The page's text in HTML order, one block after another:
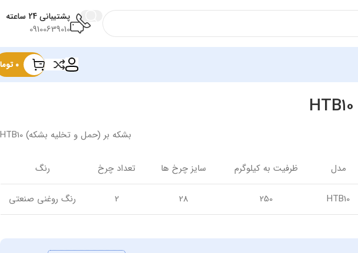
پشتیبانی 24 ساعته
09100639010
۰
بشکه‌ بر (حمل و تخلیه بشکه) HTB10
مدل ظرفیت به کیلوگرم سایز چرخ ها تعداد چرخ رنگ
HTB10
250
28
2 رنگ روغنی صنعتی